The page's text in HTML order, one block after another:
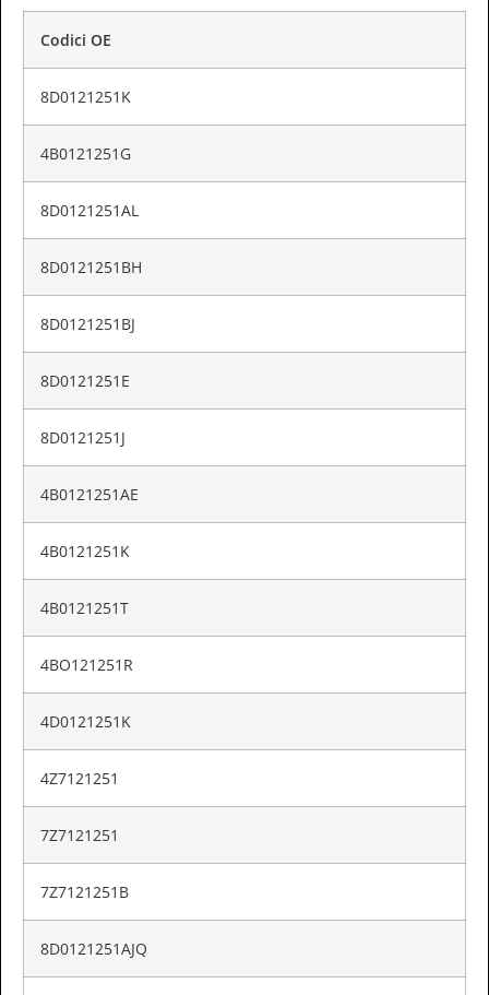
Codici OE
8D0121251K
4B0121251G
8D0121251AL
8D0121251BH
8D0121251BJ
8D0121251E
8D0121251J
4B0121251AE
4B0121251K
4B0121251T
4BO121251R
4D0121251K
4Z7121251
7Z7121251
7Z7121251B
8D0121251AJQ